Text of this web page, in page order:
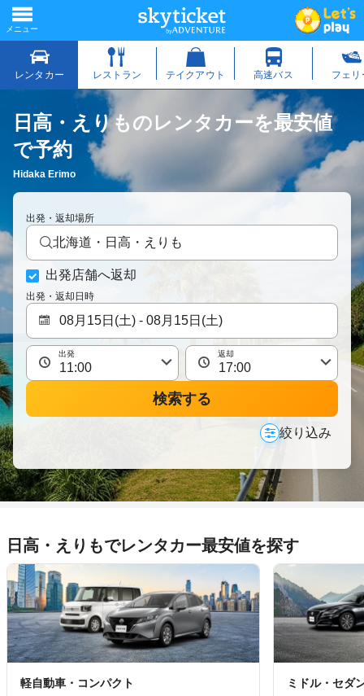
日高・えりものレンタカーを最安値
で予約
Hidaka Erimo
出発・返却場所
北海道・日高・えりも
出発店舗へ返却
出発・返却日時
出発 返却
検索する
絞り込み
日高・えりもでレンタカー最安値を探す
軽自動車・コンパクト
ミドル・セダ